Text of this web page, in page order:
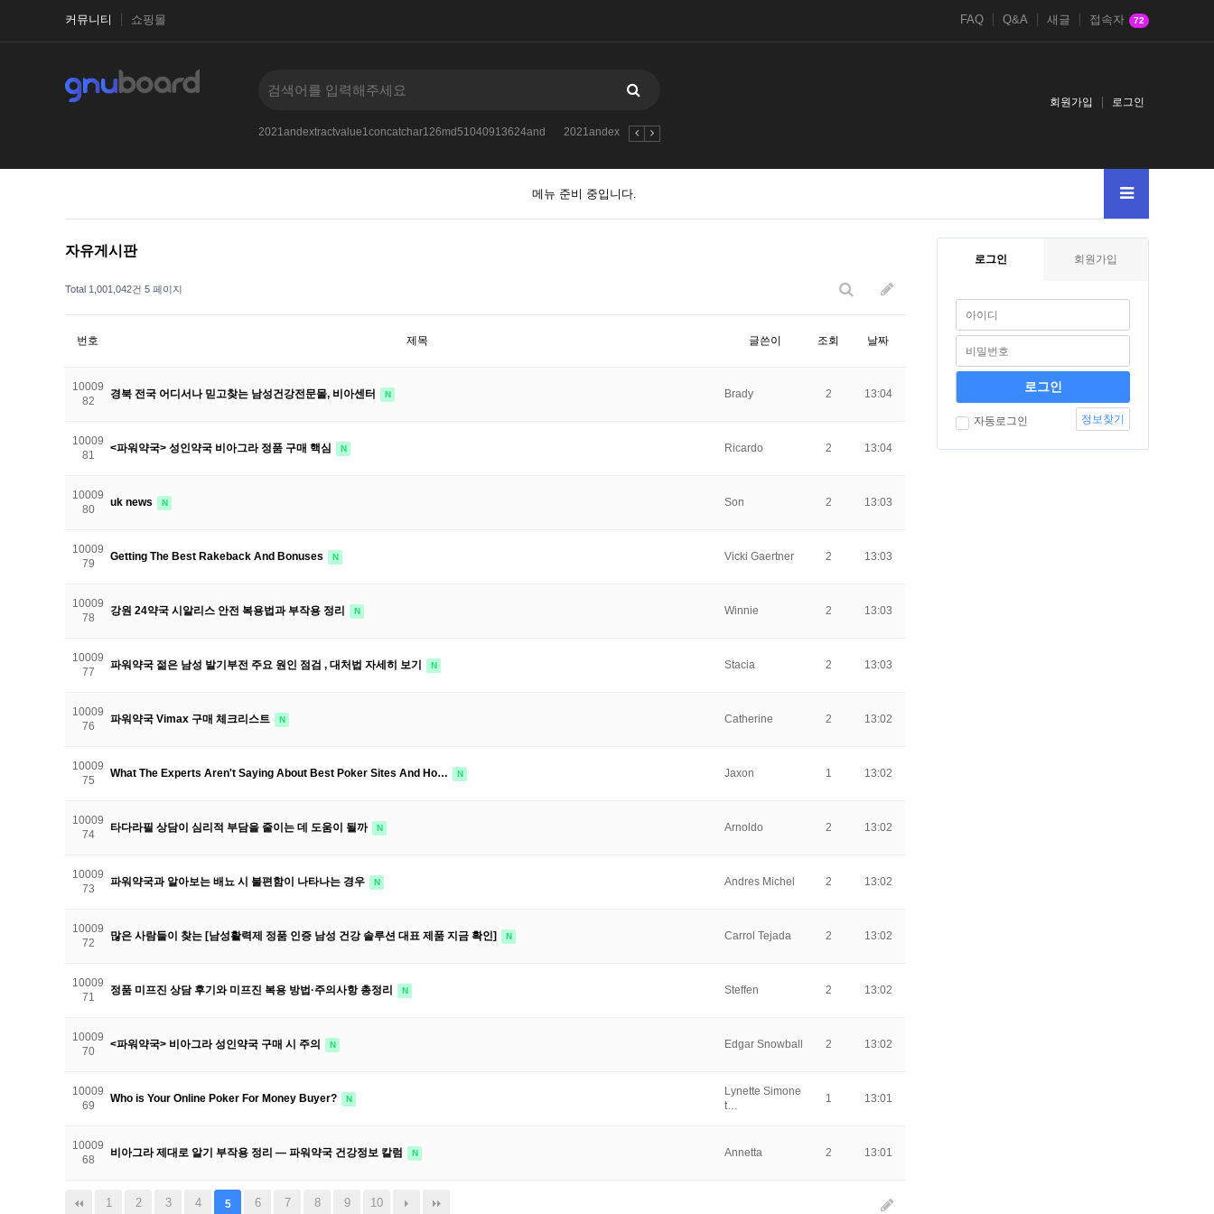
커뮤니티 쇼핑몰 FAQ Q&A 새글 접속자 72
2021andextractvalue1concatchar126md51040913624and 2021andextractvalue1concatchar126md51085394628and
회원가입 로그인
메뉴 준비 중입니다.
자유게시판
Total 1,001,042건 5 페이지
번호 제목 글쓴이 조회 날짜
10009
82
경북 전국 어디서나 믿고찾는 남성건강전문몰, 비아센터 N Brady 2 13:04
10009
81
<파워약국> 성인약국 비아그라 정품 구매 핵심 N Ricardo 2 13:04
10009
80
uk news N Son 2 13:03
10009
79
Getting The Best Rakeback And Bonuses N Vicki Gaertner 2 13:03
10009
78
강원 24약국 시알리스 안전 복용법과 부작용 정리 N Winnie 2 13:03
10009
77
파워약국 젊은 남성 발기부전 주요 원인 점검 , 대처법 자세히 보기 N Stacia 2 13:03
10009
76
파워약국 Vimax 구매 체크리스트 N Catherine 2 13:02
10009
75
What The Experts Aren't Saying About Best Poker Sites And Ho… N Jaxon 1 13:02
10009
74
타다라필 상담이 심리적 부담을 줄이는 데 도움이 될까 N Arnoldo 2 13:02
10009
73
파워약국과 알아보는 배뇨 시 불편함이 나타나는 경우 N Andres Michel 2 13:02
10009
72
많은 사람들이 찾는 [남성활력제 정품 인증 남성 건강 솔루션 대표 제품 지금 확인] N Carrol Tejada 2 13:02
10009
71
정품 미프진 상담 후기와 미프진 복용 방법·주의사항 총정리 N Steffen 2 13:02
10009
70
<파워약국> 비아그라 성인약국 구매 시 주의 N Edgar Snowball 2 13:02
10009
69
Who is Your Online Poker For Money Buyer? N
Lynette Simone
t…
1 13:01
10009
68
비아그라 제대로 알기 부작용 정리 — 파워약국 건강정보 칼럼 N Annetta 2 13:01
1 2 3 4 5 6 7 8 9 10
로그인 회원가입
자동로그인 정보찾기